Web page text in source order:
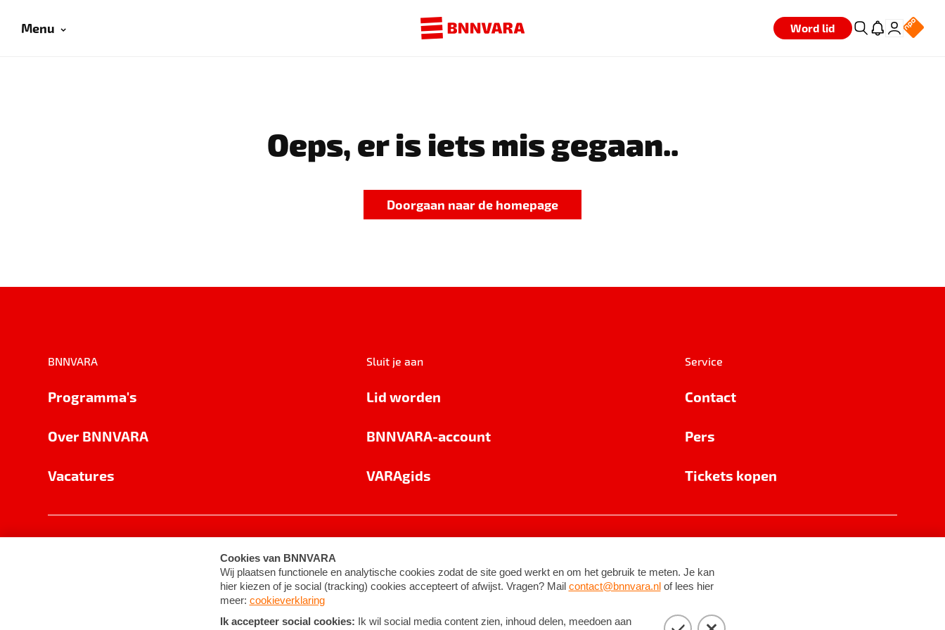
Menu Word lid
Oeps, er is iets mis gegaan..
Doorgaan naar de homepage
BNNVARA
Programma's
Over BNNVARA
Vacatures
Sluit je aan
Lid worden
BNNVARA-account
VARAgids
Service
Contact
Pers
Tickets kopen
Cookie-instellingen Algemene voorwaarden ©2026BNNVARA